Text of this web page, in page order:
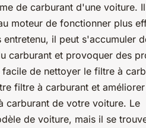
de carburant d'une voiture.
moteur de fonctionner plus
il peut s'accumuler
carburant et provoquer des
de nettoyer le filtre à
filtre à carburant et
carburant de votre voiture. Le
de voiture, mais il se